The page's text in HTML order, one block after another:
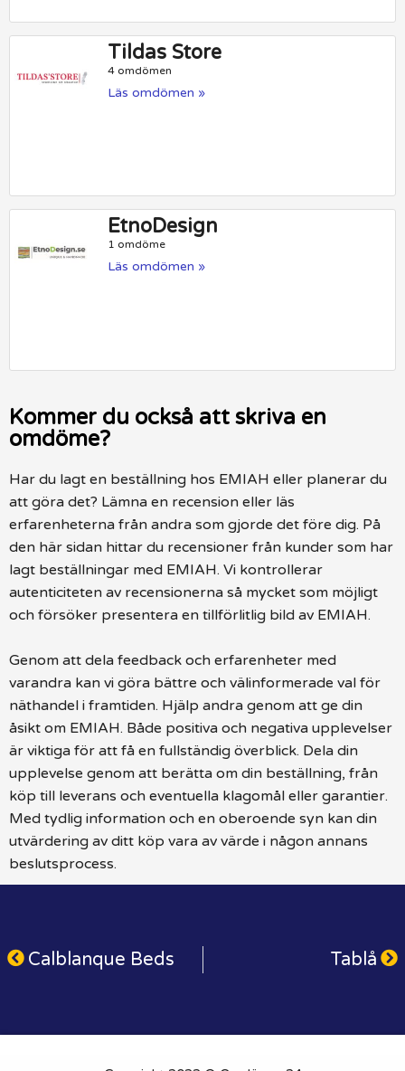
Tildas Store
4 omdömen
Läs omdömen »
EtnoDesign
1 omdöme
Läs omdömen »
Kommer du också att skriva en
omdöme?
Har du lagt en beställning hos EMIAH eller planerar du
att göra det? Lämna en recension eller läs
erfarenheterna från andra som gjorde det före dig. På
den här sidan hittar du recensioner från kunder som har
lagt beställningar med EMIAH. Vi kontrollerar
autenticiteten av recensionerna så mycket som möjligt
och försöker presentera en tillförlitlig bild av EMIAH.
Genom att dela feedback och erfarenheter med
varandra kan vi göra bättre och välinformerade val för
näthandel i framtiden. Hjälp andra genom att ge din
åsikt om EMIAH. Både positiva och negativa upplevelser
är viktiga för att få en fullständig överblick. Dela din
upplevelse genom att berätta om din beställning, från
köp till leverans och eventuella klagomål eller garantier.
Med tydlig information och en oberoende syn kan din
utvärdering av ditt köp vara av värde i någon annans
beslutsprocess.
Calblanque Beds Tablå